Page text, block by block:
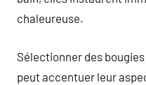
chaleureuse.
Sélectionner des
peut accentuer leur